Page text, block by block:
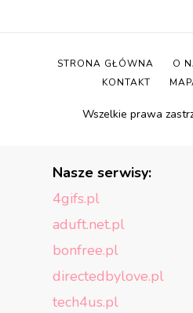
Wszelkie prawa
STRONA GŁÓWNA O
KONTAKT
Nasze serwisy:
4gifs.pl
aduft.net.pl
bonfree.pl
directedbylove.pl
tech4us.pl